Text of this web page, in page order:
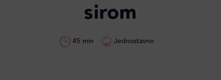
sirom
45 min Jednostavno